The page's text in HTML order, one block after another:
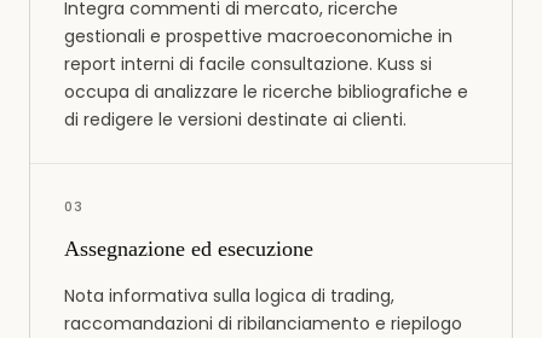
Integra commenti di mercato, ricerche
gestionali e prospettive macroeconomiche in
report interni di facile consultazione. Kuss si
occupa di analizzare le ricerche bibliografiche e
di redigere le versioni destinate ai clienti.
03
Assegnazione ed esecuzione
Nota informativa sulla logica di trading,
raccomandazioni di ribilanciamento e riepilogo